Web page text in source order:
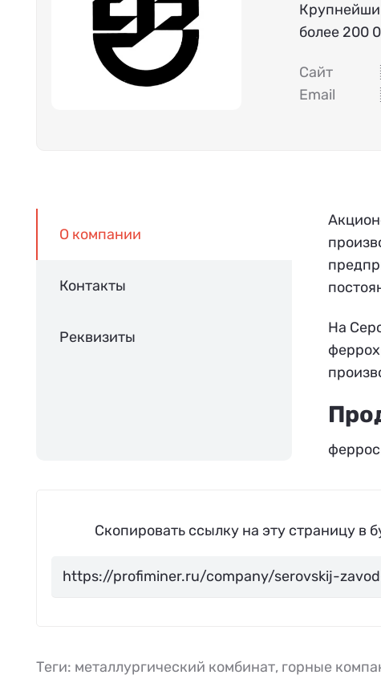
более 200
Сайт
Email
О компании
Контакты
Реквизиты
На
Скопировать ссылку на эту страницу в
Теги: металлургический комбинат, горные